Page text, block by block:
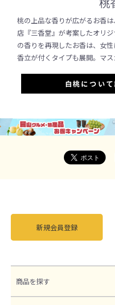
桃
桃の上品な香りが広がるお香
店『三香堂』が考案したオリ
の香りを再現したお香は、女
香立が付くタイプも展開。マス
白桃につい
新規会員登録
商品を探す